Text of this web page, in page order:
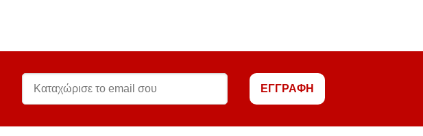
ΕΓΓΡΑΦΗ